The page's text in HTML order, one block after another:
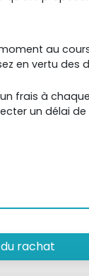
au cours
en vertu des
frais à
un délai de
rachat